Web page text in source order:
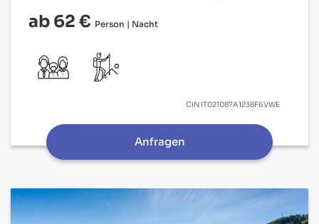
ab 62 € Person | Nacht
CIN IT021087A1238F6VWE
Anfragen